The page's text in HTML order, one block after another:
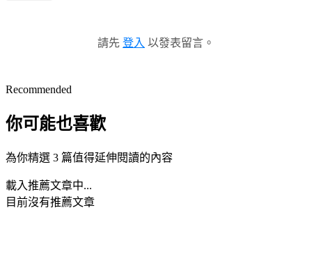
請先 登入 以發表留言。
Recommended
你可能也喜歡
為你精選 3 篇值得延伸閱讀的內容
載入推薦文章中...
目前沒有推薦文章